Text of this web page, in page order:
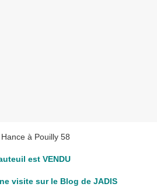
est VENDU
visite sur le Blog de JADIS